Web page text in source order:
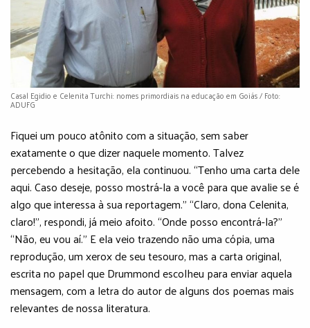
Casal Egidio e Celenita Turchi: nomes primordiais na educação em Goiás / Foto:
ADUFG
Fiquei um pouco atônito com a situação, sem saber
exatamente o que dizer naquele momento. Talvez
percebendo a hesitação, ela continuou. “Tenho uma carta dele
aqui. Caso deseje, posso mostrá-la a você para que avalie se é
algo que interessa à sua reportagem.” “Claro, dona Celenita,
claro!”, respondi, já meio afoito. “Onde posso encontrá-la?”
“Não, eu vou aí.” E ela veio trazendo não uma cópia, uma
reprodução, um xerox de seu tesouro, mas a carta original,
escrita no papel que Drummond escolheu para enviar aquela
mensagem, com a letra do autor de alguns dos poemas mais
relevantes de nossa literatura.